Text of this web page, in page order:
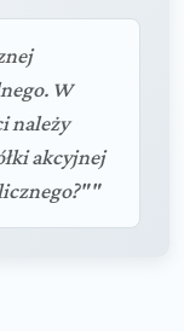
W
należy
akcyjnej